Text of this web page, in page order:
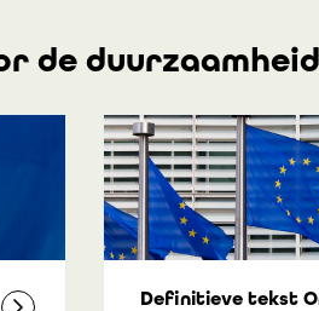
de
Definitieve tekst